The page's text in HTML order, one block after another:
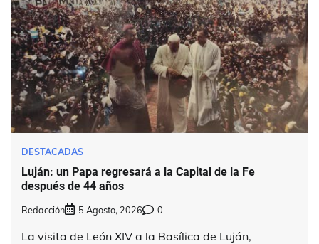
DESTACADAS
Luján: un Papa regresará a la Capital de la Fe
después de 44 años
Redacción 5 Agosto, 2026 0
La visita de León XIV a la Basílica de Luján,